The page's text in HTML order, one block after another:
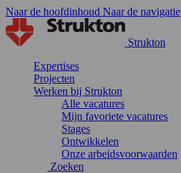
Naar de hoofdinhoud Naar de navigatie
Strukton
Expertises
Projecten
Werken bij Strukton
Alle vacatures
Mijn favoriete vacatures
Stages
Ontwikkelen
Onze arbeidsvoorwaarden
Zoeken